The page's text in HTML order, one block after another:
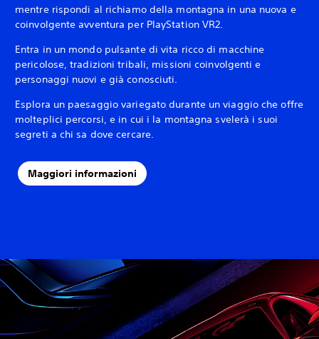
mentre rispondi al richiamo della montagna in una nuova e
coinvolgente avventura per PlayStation VR2.
Entra in un mondo pulsante di vita ricco di macchine
pericolose, tradizioni tribali, missioni coinvolgenti e
personaggi nuovi e già conosciuti.‎
Esplora un paesaggio variegato durante un viaggio che offre
molteplici percorsi, e in cui i la montagna svelerà i suoi
segreti a chi sa dove cercare.‎
Maggiori informazioni